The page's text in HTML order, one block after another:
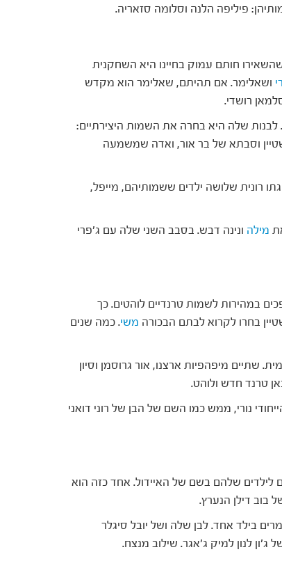
פיליפה הלנה וסלומה סזאריה.
חותם עמוק בחיינו היא השחקנית
ושאלימר. אם תהיתם, שאלימר הוא מקדש
רושדי.
לבנות שלה היא בחרה את השמות היצירתיים:
וסבתא של בר אור, ואדה שמשמעה
רונית שלושה ילדים ששמותיהם, מייפל,
מילה ונינה דבש. בסבב השני שלה עם ג'פרי
במהירות לשמות טרנדיים לוהטים. כך
בחרו לקרוא לבתם הבכורה משי. כמה שנים
מיפהפיות ארצנו, אור גרוסמן וסיון
טרנד חדש ולוהט.
נורי, ממש כמו השם של הבן של רוני דואני
לילדים שלהם בשם של האיידול. אחד כזה הוא
בוב דילן הנערץ.
בילד אחד. לבן שלה ושל יובל סיגלר
ג'ון לנון למיק ג'אגר. שילוב מנצח.